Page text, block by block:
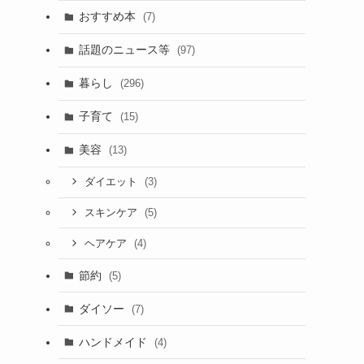
おすすめ本 (7)
話題のニュース等 (97)
暮らし (296)
子育て (15)
美容 (13)
ダイエット (3)
スキンケア (5)
ヘアケア (4)
節約 (5)
ダイソー (7)
ハンドメイド (4)